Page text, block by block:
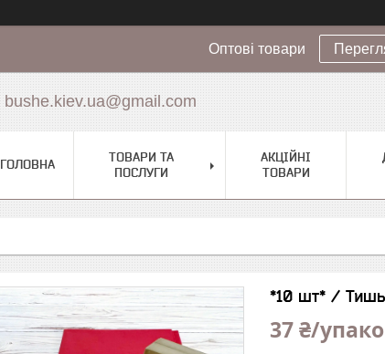
Оптові товари
bushe.kiev.ua@gmail.com
ГОЛОВНА
ТОВАРИ ТА
ПОСЛУГИ
АКЦІЙНІ
ТОВАРИ
*10 шт* /
37 ₴/